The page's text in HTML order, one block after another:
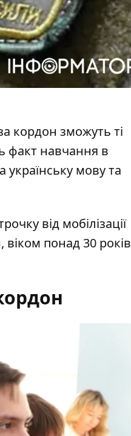
кордон зможуть ті
факт навчання в
мову та
від мобілізації
віком понад 30 років